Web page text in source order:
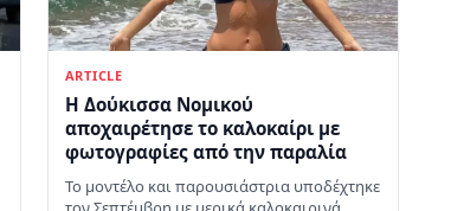
ARTICLE
Η Δούκισσα Νομικού
αποχαιρέτησε το καλοκαίρι με
φωτογραφίες από την παραλία
Το μοντέλο και παρουσιάστρια υποδέχτηκε